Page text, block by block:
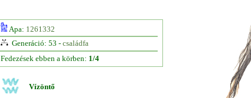
Apa: 1261332
Generáció: 53 - családfa
Fedezések ebben a körben: 1/4
Vízöntő